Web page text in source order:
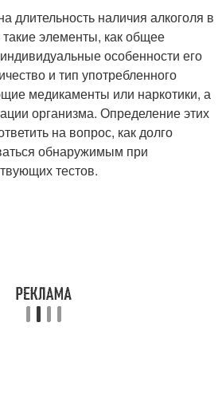
длительность наличия алкоголя в
элементы, как общее
особенности его
и тип употребленного
медикаменты или наркотики, а
организма. Определение этих
на вопрос, как долго
обнаружимым при
тестов.